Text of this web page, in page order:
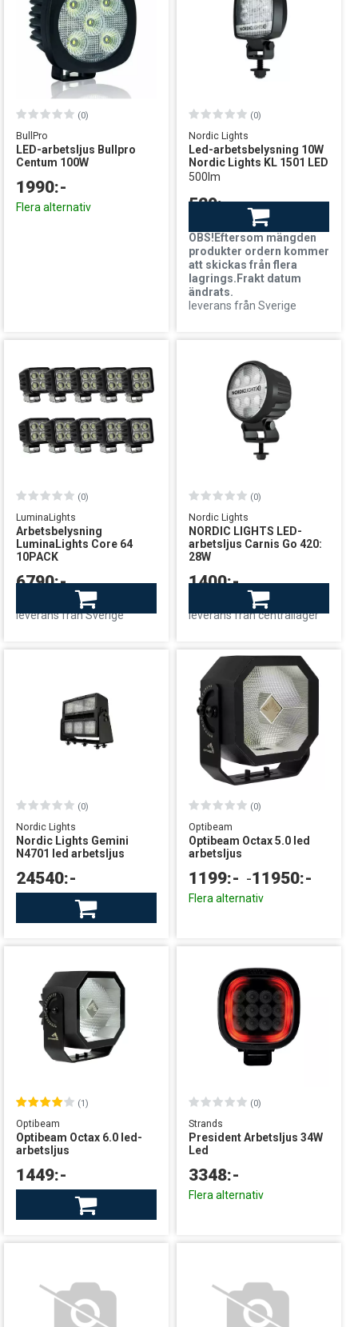
BullPro
LED-arbetsljus Bullpro
Centum 100W
(0)
1990:-
Flera alternativ
Nordic Lights
Led-arbetsbelysning 10W
Nordic Lights KL 1501 LED
500lm
(0)
529:-
OBS!Eftersom mängden
produkter ordern kommer
att skickas från flera
lagrings.Frakt datum
ändrats.
leverans från Sverige
LuminaLights
Arbetsbelysning
LuminaLights Core 64
10PACK
(0)
6790:-
leverans från Sverige
Nordic Lights
NORDIC LIGHTS LED-
arbetsljus Carnis Go 420:
28W
(0)
1400:-
leverans från centrallager
Nordic Lights
Nordic Lights Gemini
N4701 led arbetsljus
(0)
24540:-
Beställningsvara
leverans från centrallager
Optibeam
Optibeam Octax 5.0 led
arbetsljus
(0)
1199:- -11950:-
Flera alternativ
Optibeam
Optibeam Octax 6.0 led-
arbetsljus
(1)
1449:-
Finns i lager
leverans från Sverige
Strands
President Arbetsljus 34W
Led
(0)
3348:-
Flera alternativ